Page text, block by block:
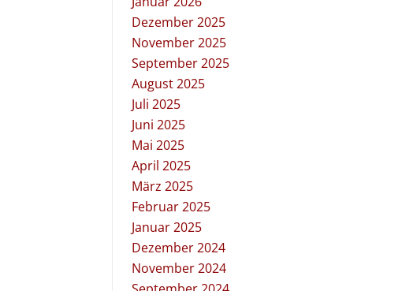
Dezember 2025
November 2025
September 2025
August 2025
Juli 2025
Juni 2025
Mai 2025
April 2025
März 2025
Februar 2025
Januar 2025
Dezember 2024
November 2024